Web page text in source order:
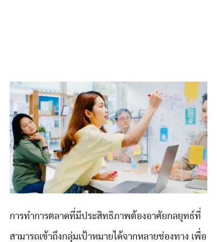
การทำการตลาดที่มีประสิทธิภาพต้องอาศัยกลยุทธ์ที่
สามารถเข้าถึงกลุ่มเป้าหมายได้จากหลายช่องทาง เพื่อ